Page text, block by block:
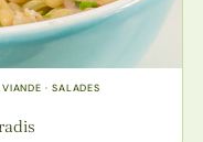
· SALADES